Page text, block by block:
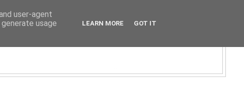
user-agent
usage
LEARN MORE GOT IT